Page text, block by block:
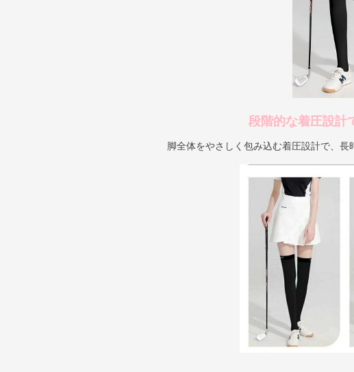
段階的な着圧設計
脚全体をやさしく包み込む着圧設計で、長